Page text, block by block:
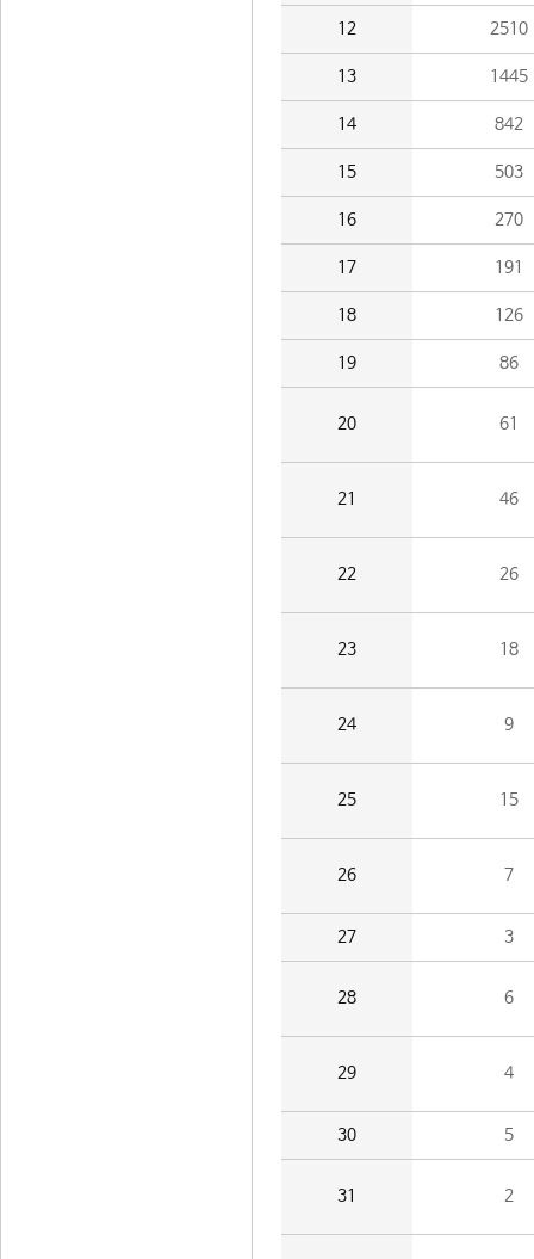
12 2510
13 1445
14 842
15 503
16 270
17 191
18 126
19 86
20 61
21 46
22 26
23 18
24 9
25 15
26 7
27 3
28 6
29 4
30 5
31 2